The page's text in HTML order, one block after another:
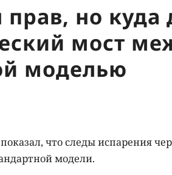
но
мост
моделью
что следы испарения
модели.